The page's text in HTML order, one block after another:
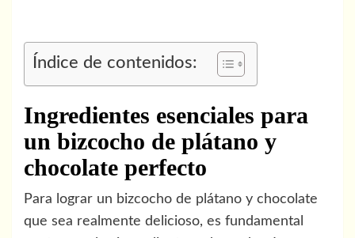
Índice de contenidos:
Ingredientes esenciales para
un bizcocho de plátano y
chocolate perfecto
Para lograr un bizcocho de plátano y chocolate
que sea realmente delicioso, es fundamental